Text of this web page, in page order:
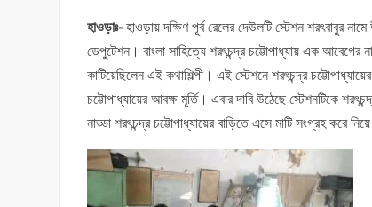
হাওড়াঃ-হাওড়ায় দক্ষিণ পূর্ব রেলের দেউলটি স্টেশন শরৎবাবুর
ডেপুটেশন। বাংলা সাহিত্যে শরৎচন্দ্র চট্টোপাধ্যায় এক আবেগের
কাটিয়েছিলেন এই কথাশিল্পী। এই স্টেশনে শরৎচন্দ্র
চট্টোপাধ্যায়ের আবক্ষ মূর্তি। এবার দাবি উঠেছে স্টেশনটিকে
নাড্ডা শরৎচন্দ্র চট্টোপাধ্যায়ের বাড়িতে এসে মাটি সংগ্রহ করে